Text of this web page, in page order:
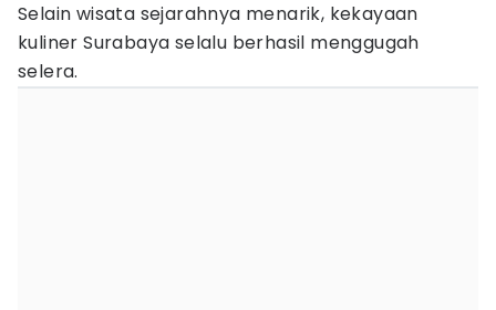
Selain wisata sejarahnya menarik, kekayaan
kuliner Surabaya selalu berhasil menggugah
selera.